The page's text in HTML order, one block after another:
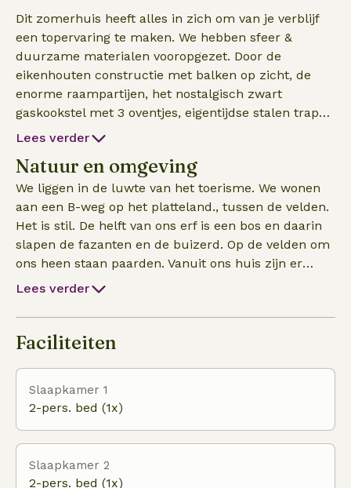
Dit zomerhuis heeft alles in zich om van je verblijf
een topervaring te maken. We hebben sfeer &
duurzame materialen vooropgezet. Door de
eikenhouten constructie met balken op zicht, de
enorme raampartijen, het nostalgisch zwart
gaskookstel met 3 oventjes, eigentijdse stalen trap
en de Marokkaanse Zelliges (handgemaakte tegels).
badkamers (waarvan eentje met bad). Op alle
slaapkamers staan 2-persoonsbedden. De keuken is
voorzien van een nespresso-apparaat, vaatwasser, 2
koelkasten met vriezer. Het zomerhuis heeft een
houtkachel. Canal Digitaal brengt je naar vele TV-
zenders. Uiteraard is er Wifi. We hebben vier huizen
te huur op ons erf. We hebben maximaal 4 fietsen
voor alle gasten beschikbaar (verdelen per dag nr
interesse). Bij het zomerhuis kun je vanaf mei – okt
bedden worden opgemaakt en we leggen
handdoeken/theedoeken etc klaar.
Lees verder
Natuur en omgeving
We liggen in de luwte van het toerisme. We wonen
aan een B-weg op het platteland., tussen de velden.
Het is stil. De helft van ons erf is een bos en daarin
slapen de fazanten en de buizerd. Op de velden om
ons heen staan paarden. Vanuit ons huis zijn er
wandelpaden en knooppunten voor fietsers. Het
vertellen waar je mosselen kunt plukken & oesters
kunt rapen , waar de zeewierexcursie is en waar de
Lees verder
Faciliteiten
Slaapkamer 1
2-pers. bed (1x)
Slaapkamer 2
2-pers. bed (1x)